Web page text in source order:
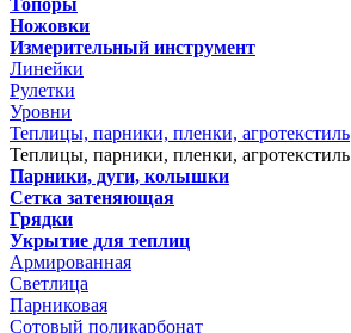
Топоры
Ножовки
Измерительный инструмент
Линейки
Рулетки
Уровни
Теплицы, парники, пленки, агротекстиль
Теплицы, парники, пленки, агротекстиль
Парники, дуги, колышки
Сетка затеняющая
Грядки
Укрытие для теплиц
Армированная
Светлица
Парниковая
Сотовый поликарбонат